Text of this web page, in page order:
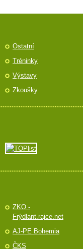
Ostatní
Tréninky
Výstavy
Zkoušky
ZKO -
Frýdlant.rajce.net
AJ-PE Bohemia
ČKS